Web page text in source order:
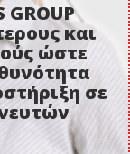
GROUP
και
ώστε
σε